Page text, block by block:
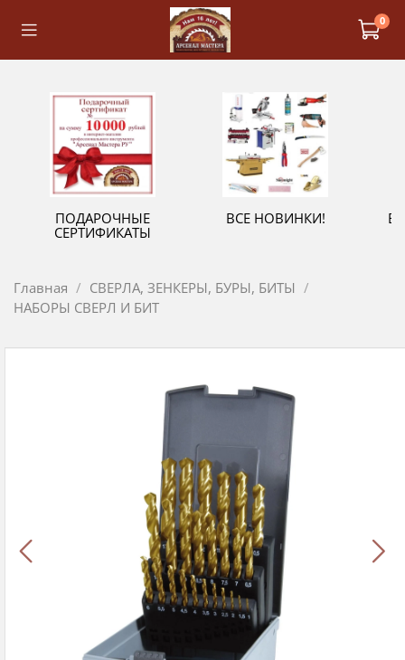
0
ПОДАРОЧНЫЕ
СЕРТИФИКАТЫ
ВСЕ НОВИНКИ!
Главная
СВЕРЛА, ЗЕНКЕРЫ, БУРЫ, БИТЫ
НАБОРЫ СВЕРЛ И БИТ